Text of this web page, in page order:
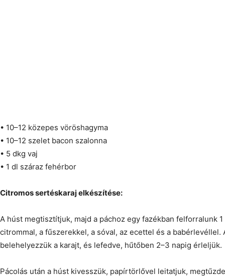
• 10–12 közepes vöröshagyma
• 10–12 szelet bacon szalonna
• 5 dkg vaj
• 1 dl száraz fehérbor
Citromos sertéskaraj elkészítése:
A húst megtisztítjuk, majd a páchoz egy fazékban felforralunk
citrommal, a fűszerekkel, a sóval, az ecettel és a
belehelyezzük a karajt, és lefedve, hűtőben 2–3 napig érleljük.
Pácolás után a húst kivesszük, papírtörlővel leitatjuk,